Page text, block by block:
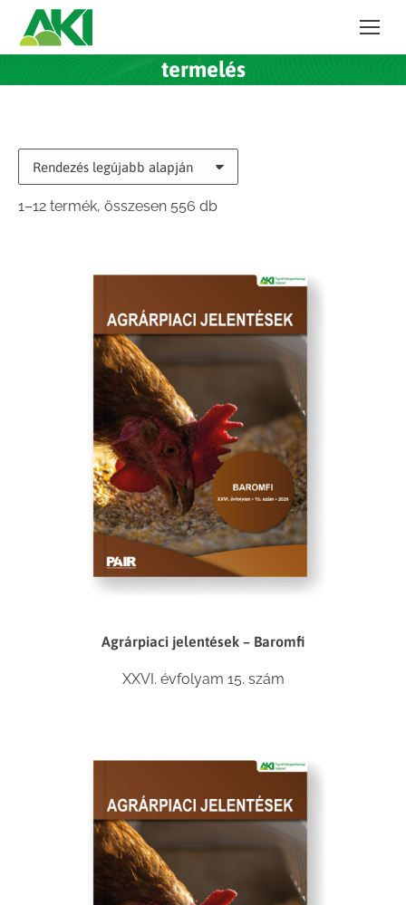
termelés
1–12 termék, összesen 556 dbSorted
Agrárpiaci jelentések – Baromfi
XXVI. évfolyam 15. szám